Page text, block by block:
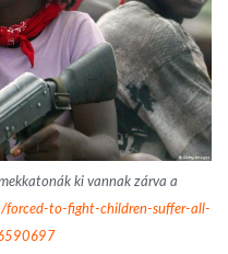
ki vannak zárva a
forced-to-fight-children-suffer-all-